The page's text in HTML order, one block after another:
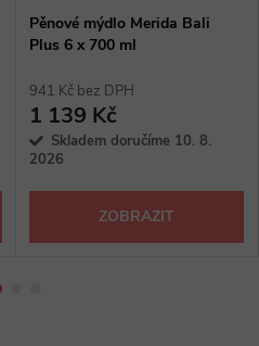
Pěnové mýdlo Merida Bali
Plus 6 x 700 ml
941 Kč bez DPH
1 139 Kč
Skladem doručíme 10. 8.
2026
ZOBRAZIT